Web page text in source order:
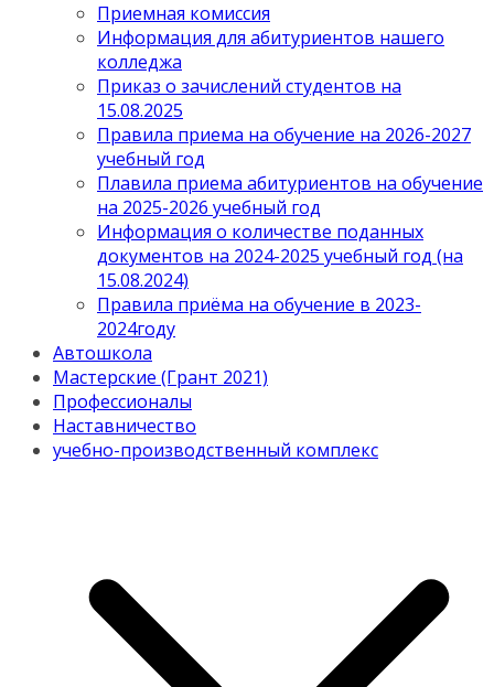
Приемная комиссия
Информация для абитуриентов нашего
колледжа
Приказ о зачислений студентов на
15.08.2025
Правила приема на обучение на 2026-2027
учебный год
Плавила приема абитуриентов на обучение
на 2025-2026 учебный год
Информация о количестве поданных
документов на 2024-2025 учебный год (на
15.08.2024)
Правила приёма на обучение в 2023-
2024году
Автошкола
Мастерские (Грант 2021)
Профессионалы
Наставничество
учебно-производственный комплекс